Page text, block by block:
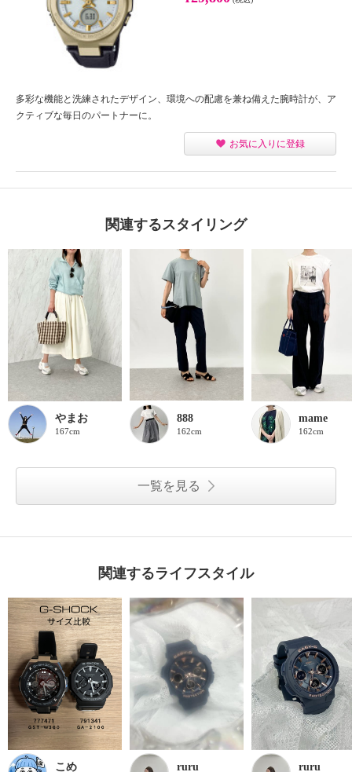
多彩な機能と洗練されたデザイン、環境への配慮を兼ね備えた腕時計が、ア
クティブな毎日のパートナーに。
お気に入りに登録
関連するスタイリング
やまお
167cm
888
162cm
mame
162cm
一覧を見る
関連するライフスタイル
こめ ruru ruru